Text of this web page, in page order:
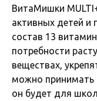
ВитаМишки
активных детей и
состав 13
потребности
веществах,
можно принимать
он будет для